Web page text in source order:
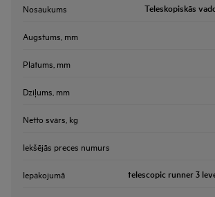
Nosaukums Teleskopiskās
Augstums, mm
Platums, mm
Dziļums, mm
Netto svars, kg
Iekšējās preces numurs
Iepakojumā telescopic runner 3